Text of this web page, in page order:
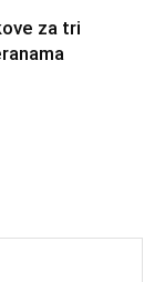
za tri